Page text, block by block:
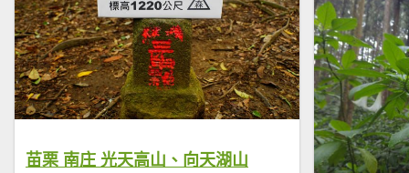
苗栗 南庄 光天高山、向天湖山